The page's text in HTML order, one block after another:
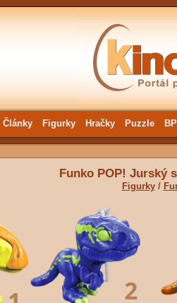
Články Figurky Hračky Puzzle
Funko POP! Jurský
Figurky/